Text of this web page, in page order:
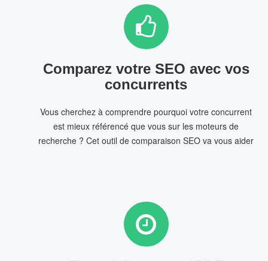
Comparez votre SEO avec vos
concurrents
Vous cherchez à comprendre pourquoi votre concurrent
est mieux référencé que vous sur les moteurs de
recherche ? Cet outil de comparaison SEO va vous aider